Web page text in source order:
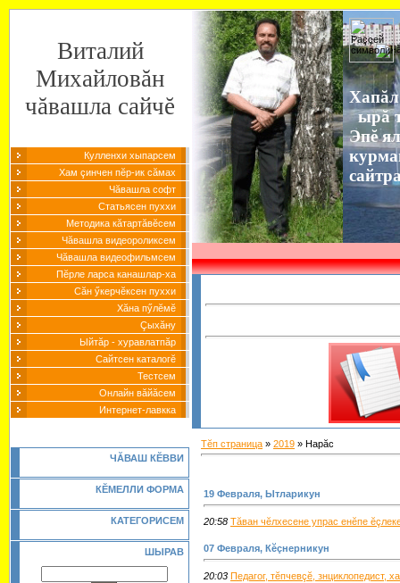
Виталий
Михайловăн
чăвашла сайчĕ
Кулленхи хыпарсем
Хам çинчен пĕр-ик сăмах
Чăвашла софт
Статьясен пуххи
Методика кăтартăвĕсем
Чăвашла видеороликсем
Чăвашла видеофильмсем
Пĕрле ларса канашлар-ха
Сăн ӳкерчĕксен пуххи
Хăна пӳлĕмĕ
Çыхăну
Ыйтăр - хуравлатпăр
Сайтсен каталогĕ
Тестсем
Онлайн вăйăсем
Интернет-лавкка
ЧĂВАШ КĔВВИ
КĔМЕЛЛИ ФОРМА
КАТЕГОРИСЕМ
ШЫРАВ
ырă
Эпĕ
Тĕп страница » 2019 » Нарăс
19 Февраля, Ытларикун
20:58 Тăван чĕлхесене упрас енĕпе
07 Февраля, Кĕçнерникун
20:03 Педагог, тĕпчевçĕ, знциклопедист,